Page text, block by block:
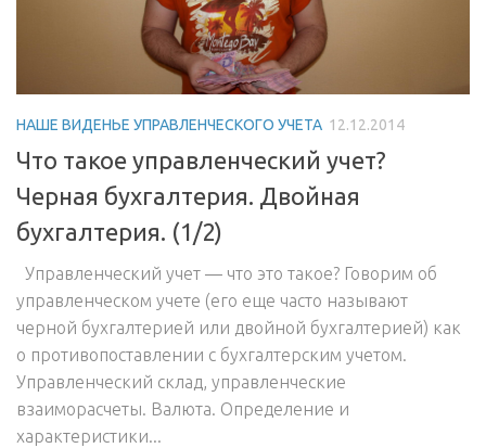
НАШЕ ВИДЕНЬЕ УПРАВЛЕНЧЕСКОГО УЧЕТА 12.12.2014
Что такое управленческий учет?
Черная бухгалтерия. Двойная
бухгалтерия. (1/2)
Управленческий учет — что это такое? Говорим об
управленческом учете (его еще часто называют
черной бухгалтерией или двойной бухгалтерией) как
о противопоставлении с бухгалтерским учетом.
Управленческий склад, управленческие
взаиморасчеты. Валюта. Определение и
характеристики...